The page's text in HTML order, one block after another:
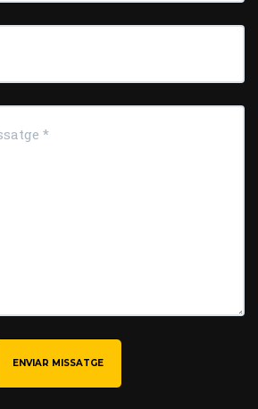
ENVIAR MISSATGE